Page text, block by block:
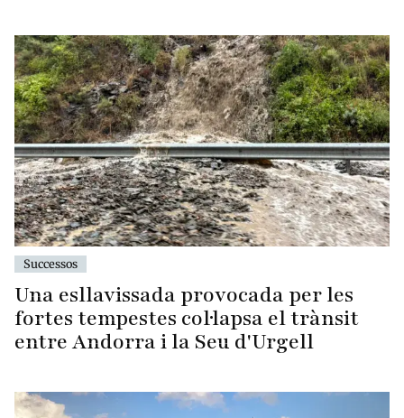
Successos
Una esllavissada provocada per les
fortes tempestes col·lapsa el trànsit
entre Andorra i la Seu d'Urgell